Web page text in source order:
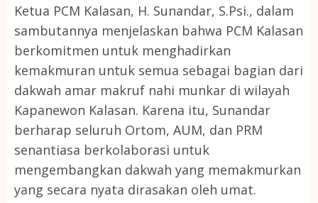
Ketua PCM Kalasan, H. Sunandar, S.Psi., dalam
sambutannya menjelaskan bahwa PCM Kalasan
berkomitmen untuk menghadirkan
kemakmuran untuk semua sebagai bagian dari
dakwah amar makruf nahi munkar di wilayah
Kapanewon Kalasan. Karena itu, Sunandar
berharap seluruh Ortom, AUM, dan PRM
senantiasa berkolaborasi untuk
mengembangkan dakwah yang memakmurkan
yang secara nyata dirasakan oleh umat.